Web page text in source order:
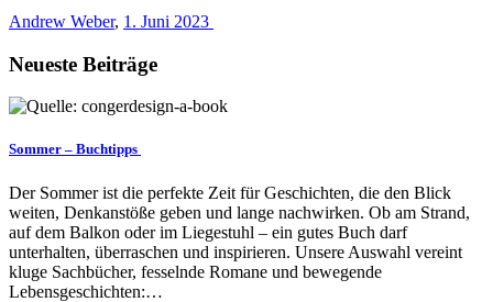
Andrew Weber, 1. Juni 2023
Neueste Beiträge
Sommer – Buchtipps
Der Sommer ist die perfekte Zeit für Geschichten, die den Blick
weiten, Denkanstöße geben und lange nachwirken. Ob am Strand,
auf dem Balkon oder im Liegestuhl – ein gutes Buch darf
unterhalten, überraschen und inspirieren. Unsere Auswahl vereint
kluge Sachbücher, fesselnde Romane und bewegende
Lebensgeschichten:…